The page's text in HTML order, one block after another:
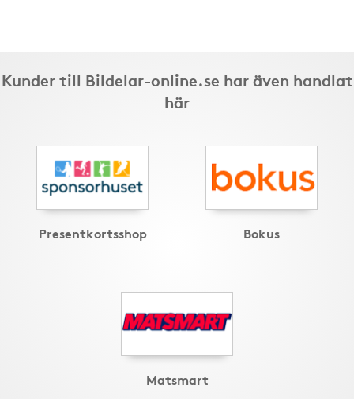
Kunder till Bildelar-online.se har även handlat
här
Presentkortsshop Bokus
Matsmart